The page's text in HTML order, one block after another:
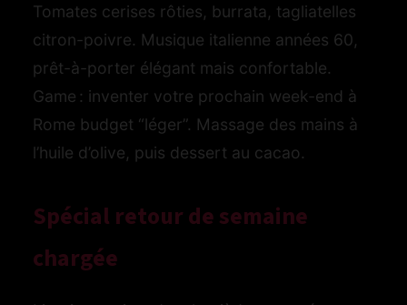
Tomates cerises rôties, burrata, tagliatelles
citron-poivre. Musique italienne années 60,
prêt-à-porter élégant mais confortable.
Game : inventer votre prochain week-end à
Rome budget “léger”. Massage des mains à
l’huile d’olive, puis dessert au cacao.
Spécial retour de semaine
chargée